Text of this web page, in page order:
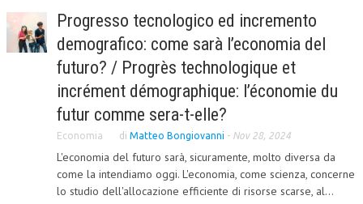
ECONOMIA DELL’ARTE
INTERNAZIONALIZZAZIONE
HUMAN RESOURCES
RISORSE UMANE
TREASURY IN FINANCIAL SERVICES
Progresso tecnologico ed incremento
demografico: come sarà l’economia del
futuro? / Progrès technologique et
incrément démographique: l’économie du
futur comme sera-t-elle?
Economia di Matteo Bongiovanni - Nov 28, 2024
L'economia del futuro sarà, sicuramente, molto diversa da
come la intendiamo oggi. L'economia, come scienza, concerne
lo studio dell'allocazione efficiente di risorse scarse, al...